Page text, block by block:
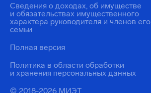
© 2018-2026 МИЭТ
Политика в области обработки
и хранения персональных данных
Сведения о доходах, об имуществе
и обязательствах имущественного
характера руководителя и членов его
семьи
Полная версия